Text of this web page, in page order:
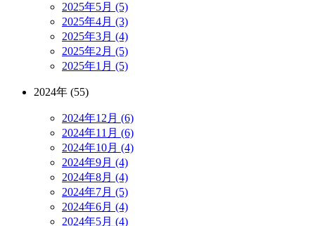
2025年5月 (5)
2025年4月 (3)
2025年3月 (4)
2025年2月 (5)
2025年1月 (5)
2024年 (55)
2024年12月 (6)
2024年11月 (6)
2024年10月 (4)
2024年9月 (4)
2024年8月 (4)
2024年7月 (5)
2024年6月 (4)
2024年5月 (4)